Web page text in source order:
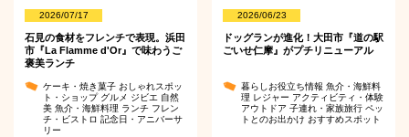
2026/07/17
石見の食材をフレンチで表現。浜田
市『La Flamme d'Or』で味わうご
褒美ランチ
ケーキ・焼き菓子 おしゃれスポッ
ト・ショップ グルメ ジビエ 自然
美 魚介・海鮮料理 ランチ フレン
チ・ビストロ 記念日・アニバーサ
リー
2026/06/23
ドッグランが進化！大田市『道の駅
ごいせ仁摩』がプチリニューアル
暮らしお役立ち情報魚介・海鮮料
理 レジャー アクティビティ・体験
アウトドア子連れ・家族旅行ペッ
トとのお出かけ おすすめスポット